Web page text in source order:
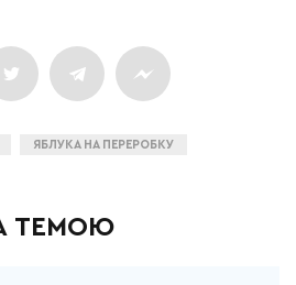
ЯБЛУКА НА ПЕРЕРОБКУ
ТЕМОЮ